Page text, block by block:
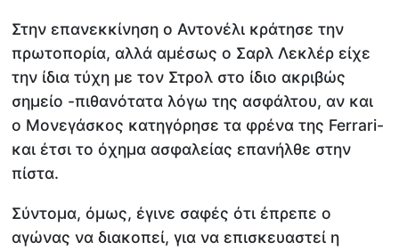
Στην επανεκκίνηση ο Αντονέλι κράτησε την
πρωτοπορία, αλλά αμέσως ο Σαρλ Λεκλέρ είχε
την ίδια τύχη με τον Στρολ στο ίδιο ακριβώς
σημείο -πιθανότατα λόγω της ασφάλτου, αν και
ο Μονεγάσκος κατηγόρησε τα φρένα της Ferrari-
και έτσι το όχημα ασφαλείας επανήλθε στην
πίστα.
Σύντομα, όμως, έγινε σαφές ότι έπρεπε ο
αγώνας να διακοπεί, για να επισκευαστεί η